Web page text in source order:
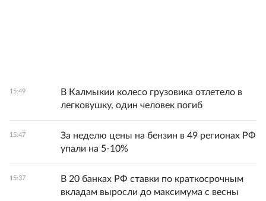
15:49
В Калмыкии колесо грузовика отлетело в
легковушку, один человек погиб
15:47
За неделю цены на бензин в 49 регионах РФ
упали на 5-10%
15:37
В 20 банках РФ ставки по краткосрочным
вкладам выросли до максимума с весны